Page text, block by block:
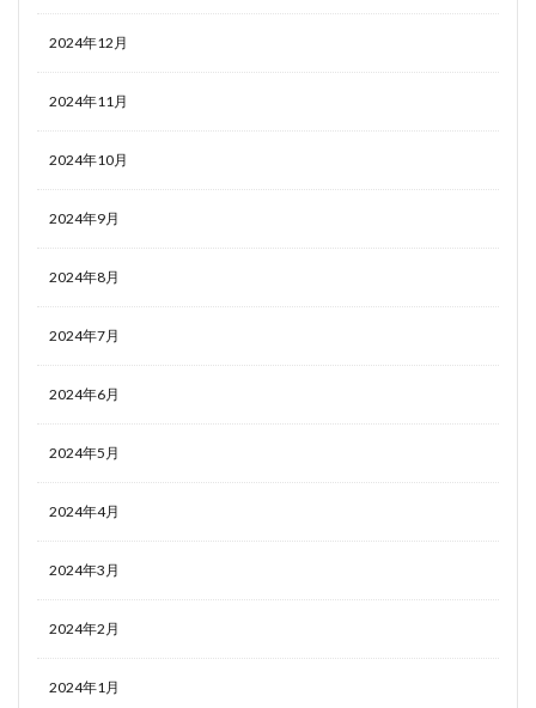
2024年12月
2024年11月
2024年10月
2024年9月
2024年8月
2024年7月
2024年6月
2024年5月
2024年4月
2024年3月
2024年2月
2024年1月